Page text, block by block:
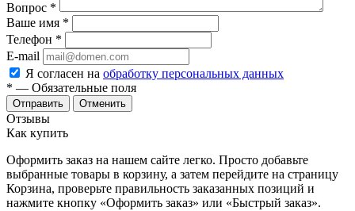
Вопрос *
Ваше имя *
Телефон *
E-mail
Я согласен на обработку персональных данных
* — Обязательные поля
Отменить
Отзывы
Как купить
Оформить заказ на нашем сайте легко. Просто добавьте
выбранные товары в корзину, а затем перейдите на страницу
Корзина, проверьте правильность заказанных позиций и
нажмите кнопку «Оформить заказ» или «Быстрый заказ».